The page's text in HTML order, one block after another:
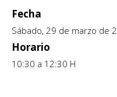
Sitios de interés
Escénicas
Formación
Fecha
Sábado, 29 de marzo de
Horario
10:30 a 12:30 H